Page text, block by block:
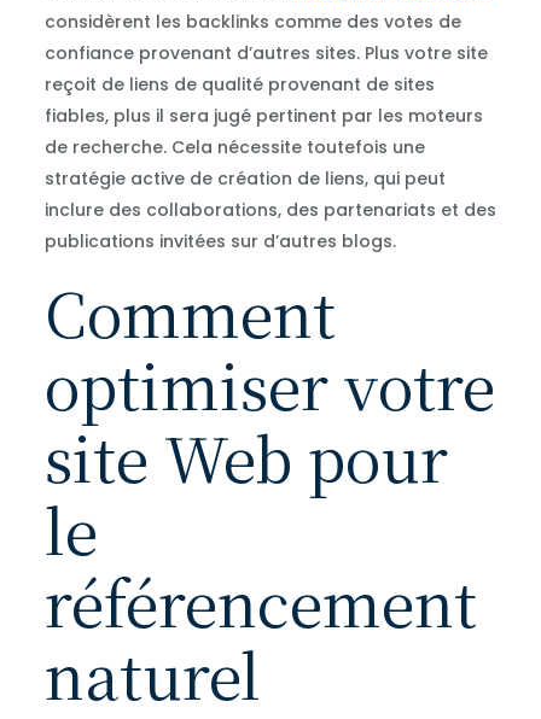
considèrent les backlinks comme des votes de
confiance provenant d’autres sites. Plus votre site
reçoit de liens de qualité provenant de sites
fiables, plus il sera jugé pertinent par les moteurs
de recherche. Cela nécessite toutefois une
stratégie active de création de liens, qui peut
inclure des collaborations, des partenariats et des
publications invitées sur d’autres blogs.
Comment
optimiser votre
site Web pour
le
référencement
naturel